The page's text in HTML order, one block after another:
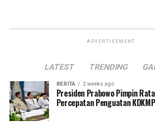
ADVERTISEMENT
LATEST TRENDING
BERITA 2 weeks ago
Presiden Prabowo Pimpin
Percepatan Penguatan